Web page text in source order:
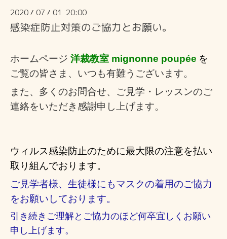
2020 / 07 / 01 20:00
感染症防止対策のご協力とお願い。
ホームページ 洋裁教室 mignonne poupée を
ご覧の皆さま、いつも有難うございます。
また、多くのお問合せ、ご見学・レッスンのご
連絡をいただき感謝申し上げます。
ウィルス感染防止のために最大限の注意を払い
取り組んでおります。
ご見学者様、生徒様にもマスクの着用のご協力
をお願いしております。
引き続きご理解とご協力のほど何卒宜しくお願い
申し上げます。